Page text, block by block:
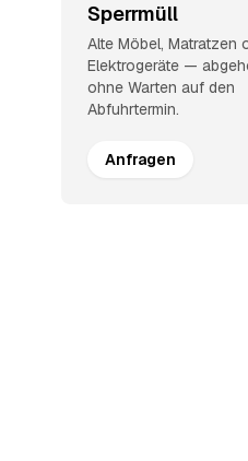
Sperrmüll
Alte Möbel, Matratzen
Elektrogeräte —
ohne Warten auf den
Abfuhrtermin.
Anfragen